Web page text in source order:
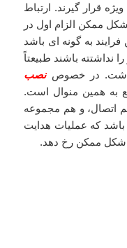
قرار گیرند. ارتباط
ممکن الزام اول در
به گونه ای باشد
نداشتته باشند طبیعتاً
داشت. در خصوصنصب
به همین منوال است.
هم اتصال، و هم مجموعه
باشد که عملیات هدایت
شکل ممکن رخ دهد.